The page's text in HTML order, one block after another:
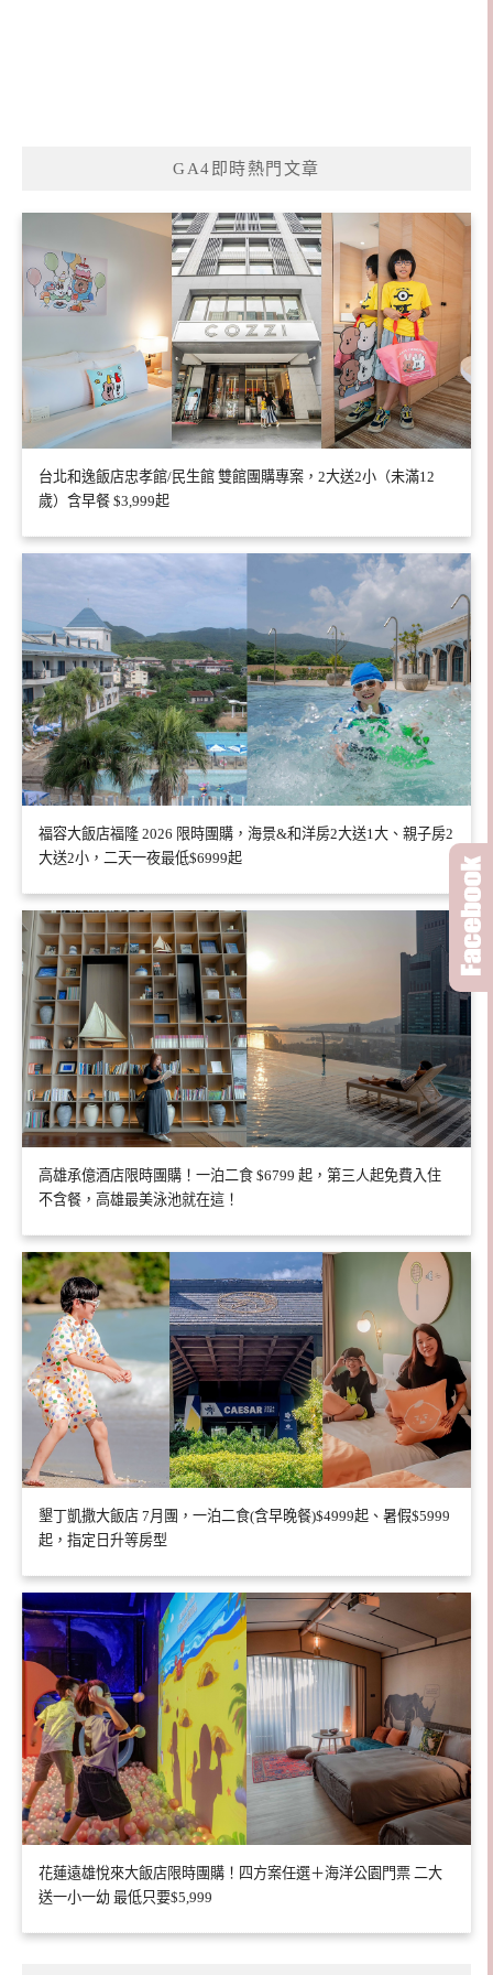
GA4即時熱門文章
台北和逸飯店忠孝館/民生館 雙館團購專案，2大送2小（未滿12
歲）含早餐 $3,999起
福容大飯店福隆 2026 限時團購，海景&和洋房2大送1大、親子房2
大送2小，二天一夜最低$6999起
高雄承億酒店限時團購！一泊二食 $6799 起，第三人起免費入住
不含餐，高雄最美泳池就在這！
墾丁凱撒大飯店 7月團，一泊二食(含早晚餐)$4999起、暑假$5999
起，指定日升等房型
花蓮遠雄悅來大飯店限時團購！四方案任選＋海洋公園門票 二大
送一小一幼 最低只要$5,999